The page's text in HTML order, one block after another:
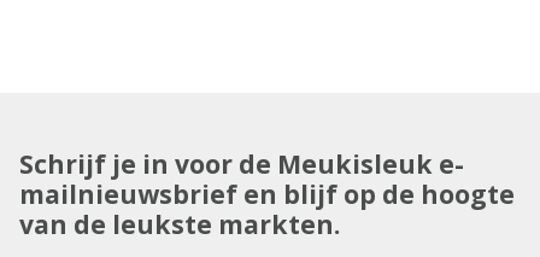
Schrijf je in voor de Meukisleuk e-
mailnieuwsbrief en blijf op de hoogte
van de leukste markten.